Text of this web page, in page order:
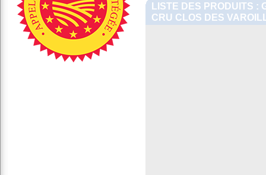
LISTE DES PRODUITS :
CRU CLOS DES